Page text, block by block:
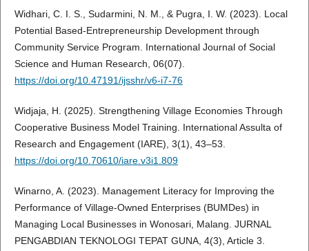
Widhari, C. I. S., Sudarmini, N. M., & Pugra, I. W. (2023). Local
Potential Based-Entrepreneurship Development through
Community Service Program. International Journal of Social
Science and Human Research, 06(07).
https://doi.org/10.47191/ijsshr/v6-i7-76
Widjaja, H. (2025). Strengthening Village Economies Through
Cooperative Business Model Training. International Assulta of
Research and Engagement (IARE), 3(1), 43–53.
https://doi.org/10.70610/iare.v3i1.809
Winarno, A. (2023). Management Literacy for Improving the
Performance of Village-Owned Enterprises (BUMDes) in
Managing Local Businesses in Wonosari, Malang. JURNAL
PENGABDIAN TEKNOLOGI TEPAT GUNA, 4(3), Article 3.